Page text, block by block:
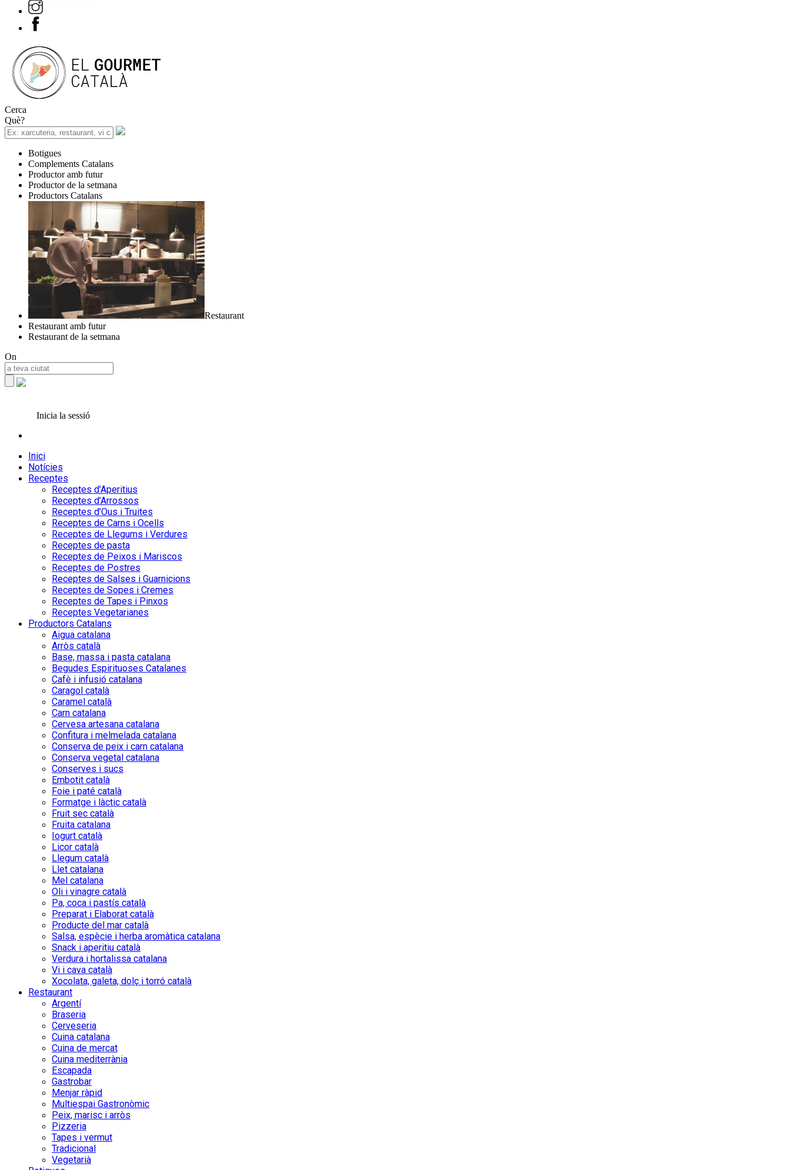
Cerca
Què?
Botigues
Complements Catalans
Productor amb futur
Productor de la setmana
Productors Catalans
Restaurant
Restaurant amb futur
Restaurant de la setmana
On
Inicia la sessió
Inici
Notícies
Receptes
Receptes d’Aperitius
Receptes d’Arrossos
Receptes d’Ous i Truites
Receptes de Carns i Ocells
Receptes de Llegums i Verdures
Receptes de pasta
Receptes de Peixos i Mariscos
Receptes de Postres
Receptes de Salses i Guarnicions
Receptes de Sopes i Cremes
Receptes de Tapes i Pinxos
Receptes Vegetarianes
Productors Catalans
Aigua catalana
Arròs català
Base, massa i pasta catalana
Begudes Espirituoses Catalanes
Cafè i infusió catalana
Caragol català
Caramel català
Carn catalana
Cervesa artesana catalana
Confitura i melmelada catalana
Conserva de peix i carn catalana
Conserva vegetal catalana
Conserves i sucs
Embotit català
Foie i paté català
Formatge i làctic català
Fruit sec català
Fruita catalana
Iogurt català
Licor català
Llegum català
Llet catalana
Mel catalana
Oli i vinagre català
Pa, coca i pastís català
Preparat i Elaborat català
Producte del mar català
Salsa, espècie i herba aromàtica catalana
Snack i aperitiu català
Verdura i hortalissa catalana
Vi i cava català
Xocolata, galeta, dolç i torró català
Restaurant
Argentí
Braseria
Cerveseria
Cuina catalana
Cuina de mercat
Cuina mediterrània
Escapada
Gastrobar
Menjar ràpid
Multiespai Gastronòmic
Peix, marisc i arròs
Pizzeria
Tapes i vermut
Tradicional
Vegetarià